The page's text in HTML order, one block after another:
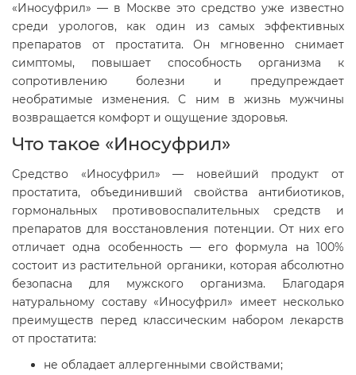
«Иносуфрил» — в Москве это средство уже известно
среди урологов, как один из самых эффективных
препаратов от простатита. Он мгновенно снимает
симптомы, повышает способность организма к
сопротивлению болезни и предупреждает
необратимые изменения. С ним в жизнь мужчины
возвращается комфорт и ощущение здоровья.
Что такое «Иносуфрил»
Средство «Иносуфрил» — новейший продукт от
простатита, объединивший свойства антибиотиков,
гормональных противовоспалительных средств и
препаратов для восстановления потенции. От них его
отличает одна особенность — его формула на 100%
состоит из растительной органики, которая абсолютно
безопасна для мужского организма. Благодаря
натуральному составу «Иносуфрил» имеет несколько
преимуществ перед классическим набором лекарств
от простатита:
не обладает аллергенными свойствами;